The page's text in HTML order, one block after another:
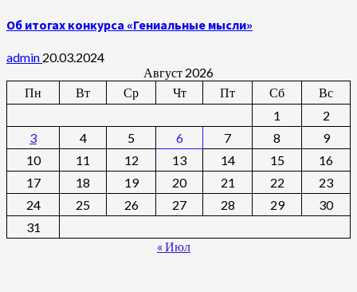
Об итогах конкурса «Гениальные мысли»
admin 20.03.2024
Август 2026
Пн
Вт Ср Чт Пт Сб
Вс
1
2
3
4 5 6 7 8
9
10
11 12 13 14 15
16
17
18 19 20 21 22
23
24
25 26 27 28 29
30
31
« Июл